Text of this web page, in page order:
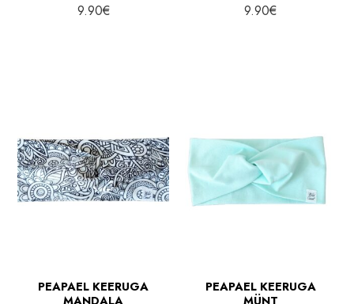
9.90€ 9.90€
PEAPAEL KEERUGA
MANDALA
PEAPAEL KEERUGA
MÜNT